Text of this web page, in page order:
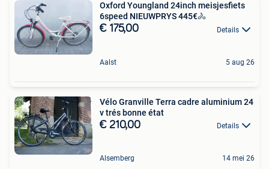
Oxford Youngland 24inch meisjesfiets
6speed NIEUWPRYS 445€🚴
€ 175,00 Details
Aalst 5 aug 26
Vélo Granville Terra cadre aluminium 24
v trés bonne état
€ 210,00 Details
Alsemberg 14 mei 26